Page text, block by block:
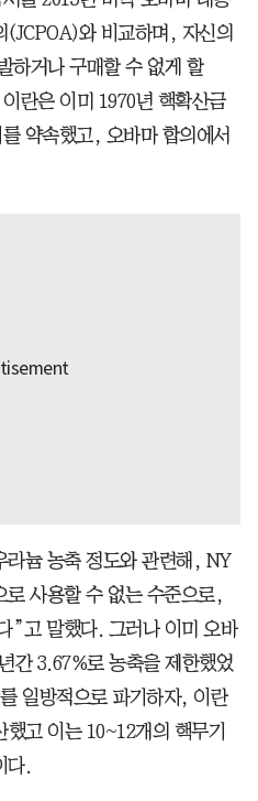
(JCPOA)와 비교하며, 자신의
하거나 구매할 수 없게 할
란은 이미 1970년 핵확산금
약속했고, 오바마 합의에서
라늄 농축 정도와 관련해, NY
사용할 수 없는 수준으로,
”고 말했다. 그러나 이미 오바
간 3.67%로 농축을 제한했었
일방적으로 파기하자, 이란
고 이는 10~12개의 핵무기
다.